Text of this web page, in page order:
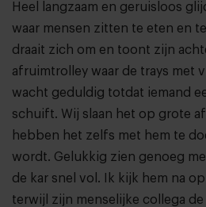
Heel langzaam en geruisloos
waar mensen zitten te eten en
draait zich om en toont zijn
afruimtrolley waar de trays met
wacht geduldig totdat iemand
schuift. Wij slaan het op grote
hebben het zelfs met hem te
wordt. Gelukkig zien genoeg
de kar snel vol. Ik kijk hem na
terwijl zijn menselijke collega